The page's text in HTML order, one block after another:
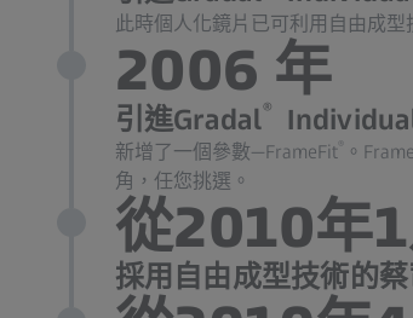
此時個人化鏡片已可利用自由成型
2006 年
引進Gradal®
新增了一個參數—FrameFit® 。
角，任您挑選。
從2010年
採用自由成型技術的